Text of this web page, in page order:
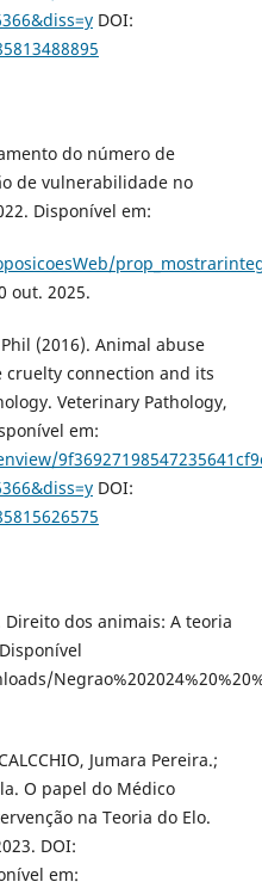
DOI:
do número de
de vulnerabilidade no
Disponível em:
out. 2025.
Phil (2016). Animal abuse
connection and its
Veterinary Pathology,
em:
DOI:
Direito dos animais: A teoria
Jumara Pereira.;
O papel do Médico
na Teoria do Elo.
DOI:
em: